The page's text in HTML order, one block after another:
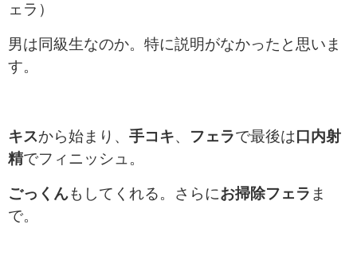
ェラ）
男は同級生なのか。特に説明がなかったと思いま
す。
キスから始まり、 手コキ、 フェラで最後は 口内射
精でフィニッシュ。
ごっくんもしてくれる。さらにお掃除フェラ ま
で。